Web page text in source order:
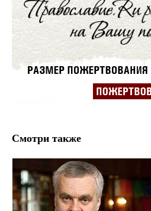
Смотри также